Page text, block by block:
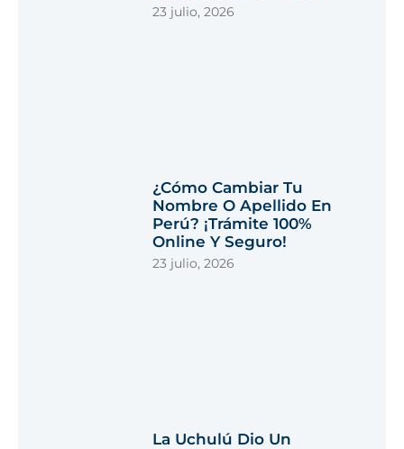
23 julio, 2026
¿Cómo Cambiar Tu
Nombre O Apellido En
Perú? ¡Trámite 100%
Online Y Seguro!
23 julio, 2026
La Uchulú Dio Un